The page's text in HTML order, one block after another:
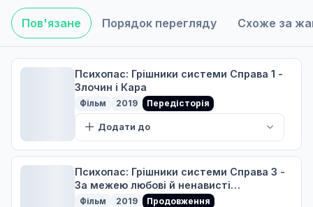
Пов'язане Порядок перегляду Схоже за
Психопас: Грішники системи Справа 1 -
Злочин і Кара
Фільм 2019 Передісторія
Додати до
Психопас: Грішники системи Справа 3 -
За межею любові й ненависті…
Фільм 2019 Продовження